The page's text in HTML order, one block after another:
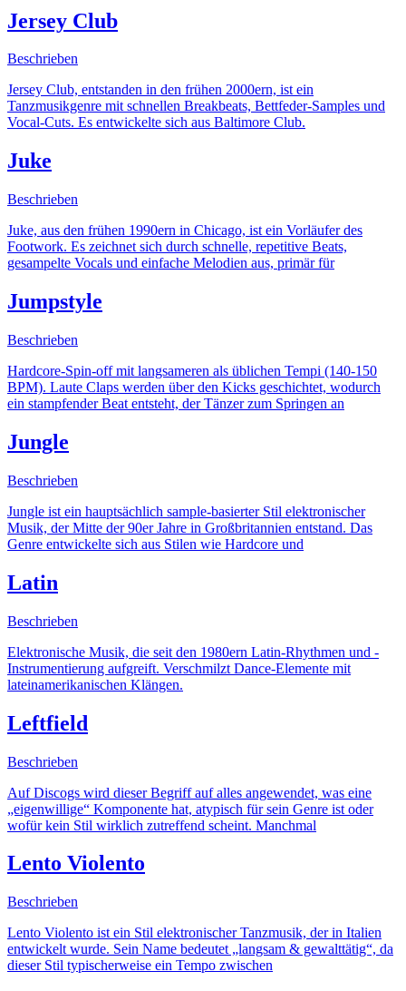
Jersey Club
Beschrieben
Jersey Club, entstanden in den frühen 2000ern, ist ein
Tanzmusikgenre mit schnellen Breakbeats, Bettfeder-Samples und
Vocal-Cuts. Es entwickelte sich aus Baltimore Club.
Juke
Beschrieben
Juke, aus den frühen 1990ern in Chicago, ist ein Vorläufer des
Footwork. Es zeichnet sich durch schnelle, repetitive Beats,
gesampelte Vocals und einfache Melodien aus, primär für
Jumpstyle
Beschrieben
Hardcore-Spin-off mit langsameren als üblichen Tempi (140-150
BPM). Laute Claps werden über den Kicks geschichtet, wodurch
ein stampfender Beat entsteht, der Tänzer zum Springen an
Jungle
Beschrieben
Jungle ist ein hauptsächlich sample-basierter Stil elektronischer
Musik, der Mitte der 90er Jahre in Großbritannien entstand. Das
Genre entwickelte sich aus Stilen wie Hardcore und
Latin
Beschrieben
Elektronische Musik, die seit den 1980ern Latin-Rhythmen und -
Instrumentierung aufgreift. Verschmilzt Dance-Elemente mit
lateinamerikanischen Klängen.
Leftfield
Beschrieben
Auf Discogs wird dieser Begriff auf alles angewendet, was eine
„eigenwillige“ Komponente hat, atypisch für sein Genre ist oder
wofür kein Stil wirklich zutreffend scheint. Manchmal
Lento Violento
Beschrieben
Lento Violento ist ein Stil elektronischer Tanzmusik, der in Italien
entwickelt wurde. Sein Name bedeutet „langsam & gewalttätig“, da
dieser Stil typischerweise ein Tempo zwischen